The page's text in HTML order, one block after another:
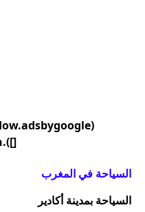
[]).push({});
السياحة في المغرب
السياحة بمدينة أكادير